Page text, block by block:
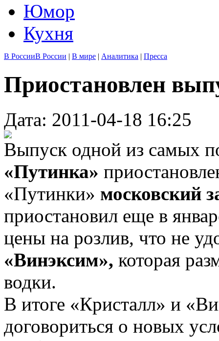
Юмор
Кухня
В РоссииВ России | В мире | Аналитика | Пресса
Приостановлен
Дата: 2011-04-18 16:25
Выпуск одной из самых
«Путинка»
«Путинки» московский
приостановил еще в
цены на розлив, что не
«Винэксим», которая
водки.
В итоге «Кристалл» и
договориться о новых